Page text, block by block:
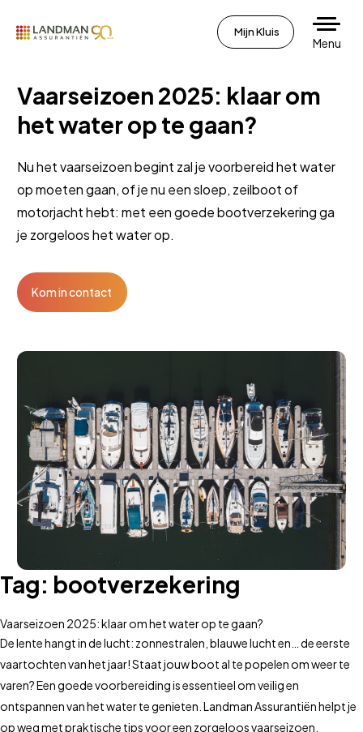
Mijn Kluis
Menu
Vaarseizoen 2025: klaar om
het water op te gaan?
Nu het vaarseizoen begint zal je voorbereid het water
op moeten gaan, of je nu een sloep, zeilboot of
motorjacht hebt: met een goede bootverzekering ga
je zorgeloos het water op.
Kom in contact
Tag: bootverzekering
Vaarseizoen 2025: klaar om het water op te gaan?
De lente hangt in de lucht: zonnestralen, blauwe lucht en… de eerste
vaartochten van het jaar! Staat jouw boot al te popelen om weer te
varen? Een goede voorbereiding is essentieel om veilig en
ontspannen van het water te genieten. Landman Assurantiën helpt je
op weg met praktische tips voor een zorgeloos vaarseizoen.